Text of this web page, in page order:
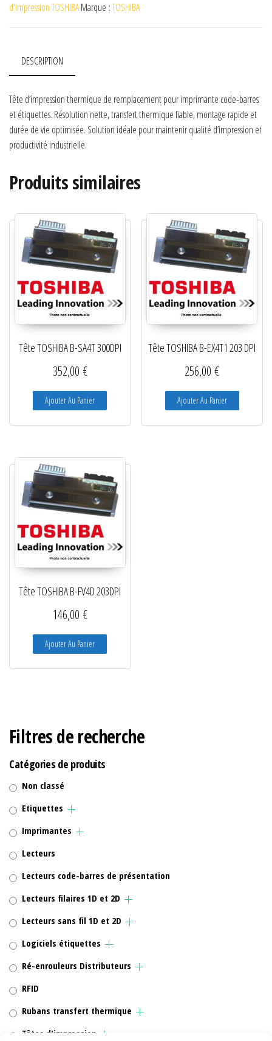
d'impression TOSHIBAMarque :TOSHIBA
DESCRIPTION
Tête d’impression thermique de remplacement pour imprimante code‑barres
et étiquettes. Résolution nette, transfert thermique fiable, montage rapide et
durée de vie optimisée. Solution idéale pour maintenir qualité d’impression et
productivité industrielle.
Produits similaires
Tête TOSHIBA B-SA4T 300DPI
352,00 €
Ajouter Au Panier
Tête TOSHIBA B-EX4T1 203 DPI
256,00€
Ajouter Au Panier
Tête TOSHIBA B-FV4D 203DPI
146,00 €
Ajouter Au Panier
Filtres de recherche
Catégories de produits
Non classé
Etiquettes
Imprimantes
Lecteurs
Lecteurs code-barres de présentation
Lecteurs filaires 1D et 2D
Lecteurs sans fil 1D et 2D
Logiciels étiquettes
Ré-enrouleurs Distributeurs
RFID
Rubans transfert thermique
Têtes d'impression